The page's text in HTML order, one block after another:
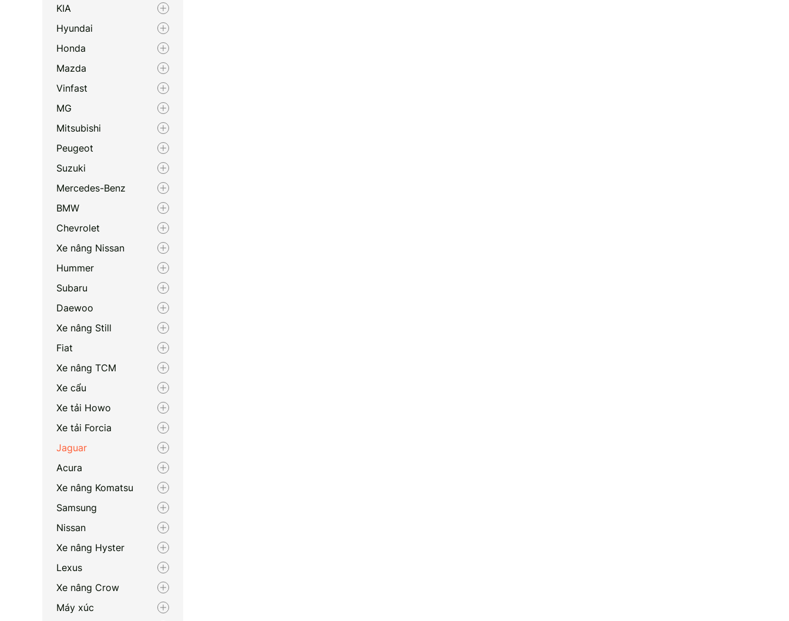
KIA
Hyundai
Honda
Mazda
Vinfast
MG
Mitsubishi
Peugeot
Suzuki
Mercedes-Benz
BMW
Chevrolet
Xe nâng Nissan
Hummer
Subaru
Daewoo
Xe nâng Still
Fiat
Xe nâng TCM
Xe cẩu
Xe tải Howo
Xe tải Forcia
Jaguar
Acura
Xe nâng Komatsu
Samsung
Nissan
Xe nâng Hyster
Lexus
Xe nâng Crow
Máy xúc